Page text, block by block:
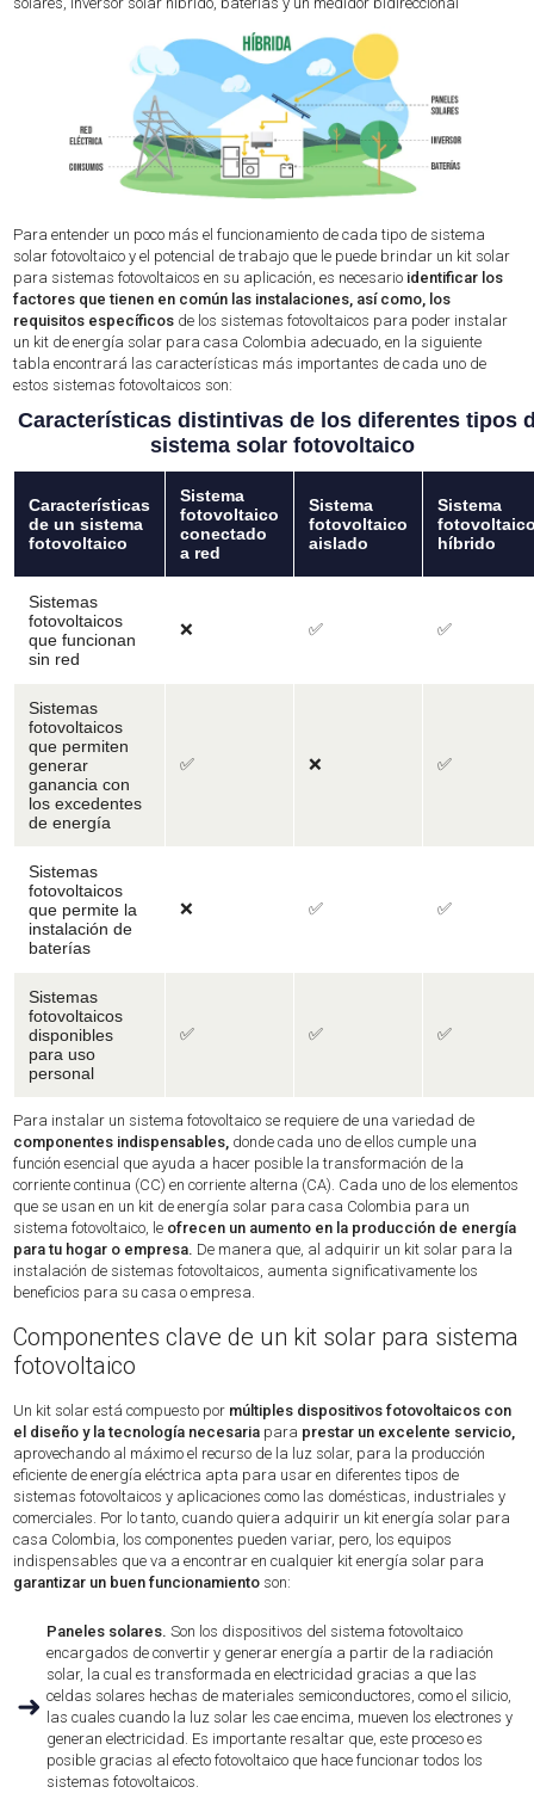
Para entender un poco más el funcionamiento de cada tipo de sistema
solar fotovoltaico y el potencial de trabajo que le puede brindar un kit solar
para sistemas fotovoltaicos en su aplicación, es necesario identificar los
factores que tienen en común las instalaciones, así como, los
requisitos específicos de los sistemas fotovoltaicos para poder instalar
un kit de energía solar para casa Colombia adecuado, en la siguiente
tabla encontrará las características más importantes de cada uno de
estos sistemas fotovoltaicos son:
Características distintivas de los diferentes tipos
sistema solar fotovoltaico
Características
de un sistema
fotovoltaico
Sistema
fotovoltaico
conectado
a red
Sistema
fotovoltaico
aislado
Sistema
híbrido
Sistemas
fotovoltaicos
que funcionan
sin red
❌ ✅ ✅
Sistemas
fotovoltaicos
que permiten
generar
ganancia con
los excedentes
de energía
✅ ❌ ✅
Sistemas
fotovoltaicos
que permite la
instalación de
baterías
❌ ✅ ✅
Sistemas
fotovoltaicos
disponibles
para uso
personal
✅ ✅ ✅
Para instalar un sistema fotovoltaico se requiere de una variedad de
componentes indispensables, donde cada uno de ellos cumple una
función esencial que ayuda a hacer posible la transformación de la
corriente continua (CC) en corriente alterna (CA). Cada uno de los elementos
que se usan en un kit de energía solar para casa Colombia para un
sistema fotovoltaico, le ofrecen un aumento en la producción de energía
para tu hogar o empresa. De manera que, al adquirir un kit solar para la
instalación de sistemas fotovoltaicos, aumenta significativamente los
beneficios para su casa o empresa.
Componentes clave de un kit solar para sistema
fotovoltaico
Un kit solar está compuesto por múltiples dispositivos fotovoltaicos con
el diseño y la tecnología necesaria para prestar un excelente servicio,
aprovechando al máximo el recurso de la luz solar, para la producción
eficiente de energía eléctrica apta para usar en diferentes tipos de
sistemas fotovoltaicos y aplicaciones como las domésticas, industriales y
comerciales. Por lo tanto, cuando quiera adquirir un kit energía solar para
casa Colombia, los componentes pueden variar, pero, los equipos
indispensables que va a encontrar en cualquier kit energía solar para
garantizar un buen funcionamiento son:
➜
Paneles solares. Son los dispositivos del sistema fotovoltaico
encargados de convertir y generar energía a partir de la radiación
solar, la cual es transformada en electricidad gracias a que las
celdas solares hechas de materiales semiconductores, como el silicio,
las cuales cuando la luz solar les cae encima, mueven los electrones y
generan electricidad. Es importante resaltar que, este proceso es
posible gracias al efecto fotovoltaico que hace funcionar todos los
sistemas fotovoltaicos.